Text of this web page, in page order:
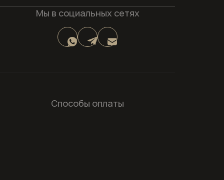
Мы в социальных сетях
Способы оплаты